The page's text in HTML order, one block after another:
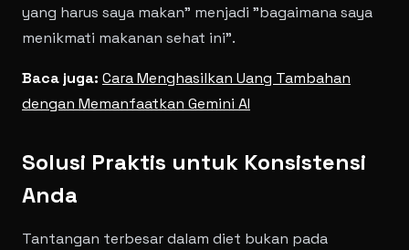
yang harus saya makan" menjadi "bagaimana saya
menikmati makanan sehat ini".
Baca juga: Cara Menghasilkan Uang Tambahan
dengan Memanfaatkan Gemini AI
Solusi Praktis untuk Konsistensi
Anda
Tantangan terbesar dalam diet bukan pada